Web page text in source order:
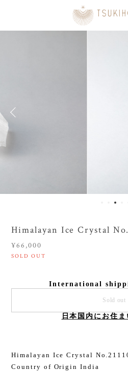
Himalayan Ice Crystal
¥66,000
SOLD OUT
International
Sold out
日本国内にお住
Himalayan Ice Crystal
Country of Origin India